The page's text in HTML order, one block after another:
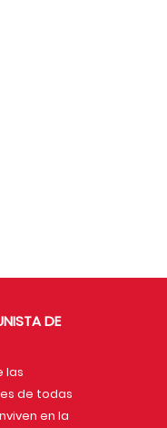
DE
las
de todas
en la